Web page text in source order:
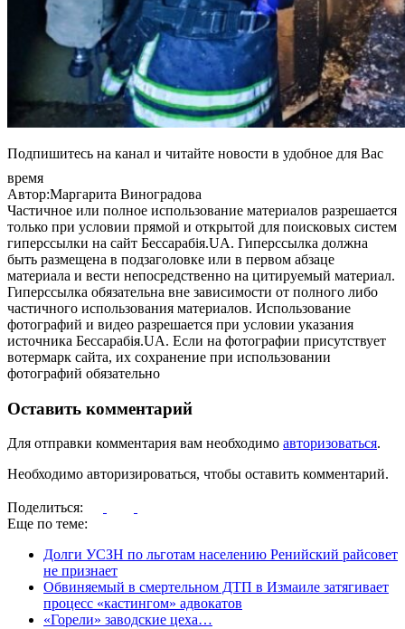
Подпишитесь на канал и читайте новости в удобное для Вас
время
Автор:Маргарита Виноградова
Частичное или полное использование материалов разрешается
только при условии прямой и открытой для поисковых систем
гиперссылки на сайт Бессарабія.UA. Гиперссылка должна
быть размещена в подзаголовке или в первом абзаце
материала и вести непосредственно на цитируемый материал.
Гиперссылка обязательна вне зависимости от полного либо
частичного использования материалов. Использование
фотографий и видео разрешается при условии указания
источника Бессарабія.UA. Если на фотографии присутствует
вотермарк сайта, их сохранение при использовании
фотографий обязательно
Оставить комментарий
Для отправки комментария вам необходимо авторизоваться.
Необходимо авторизироваться, чтобы оставить комментарий.
Поделиться:
Еще по теме:
Долги УСЗН по льготам населению Ренийский райсовет
не признает
Обвиняемый в смертельном ДТП в Измаиле затягивает
процесс «кастингом» адвокатов
«Горели» заводские цеха…